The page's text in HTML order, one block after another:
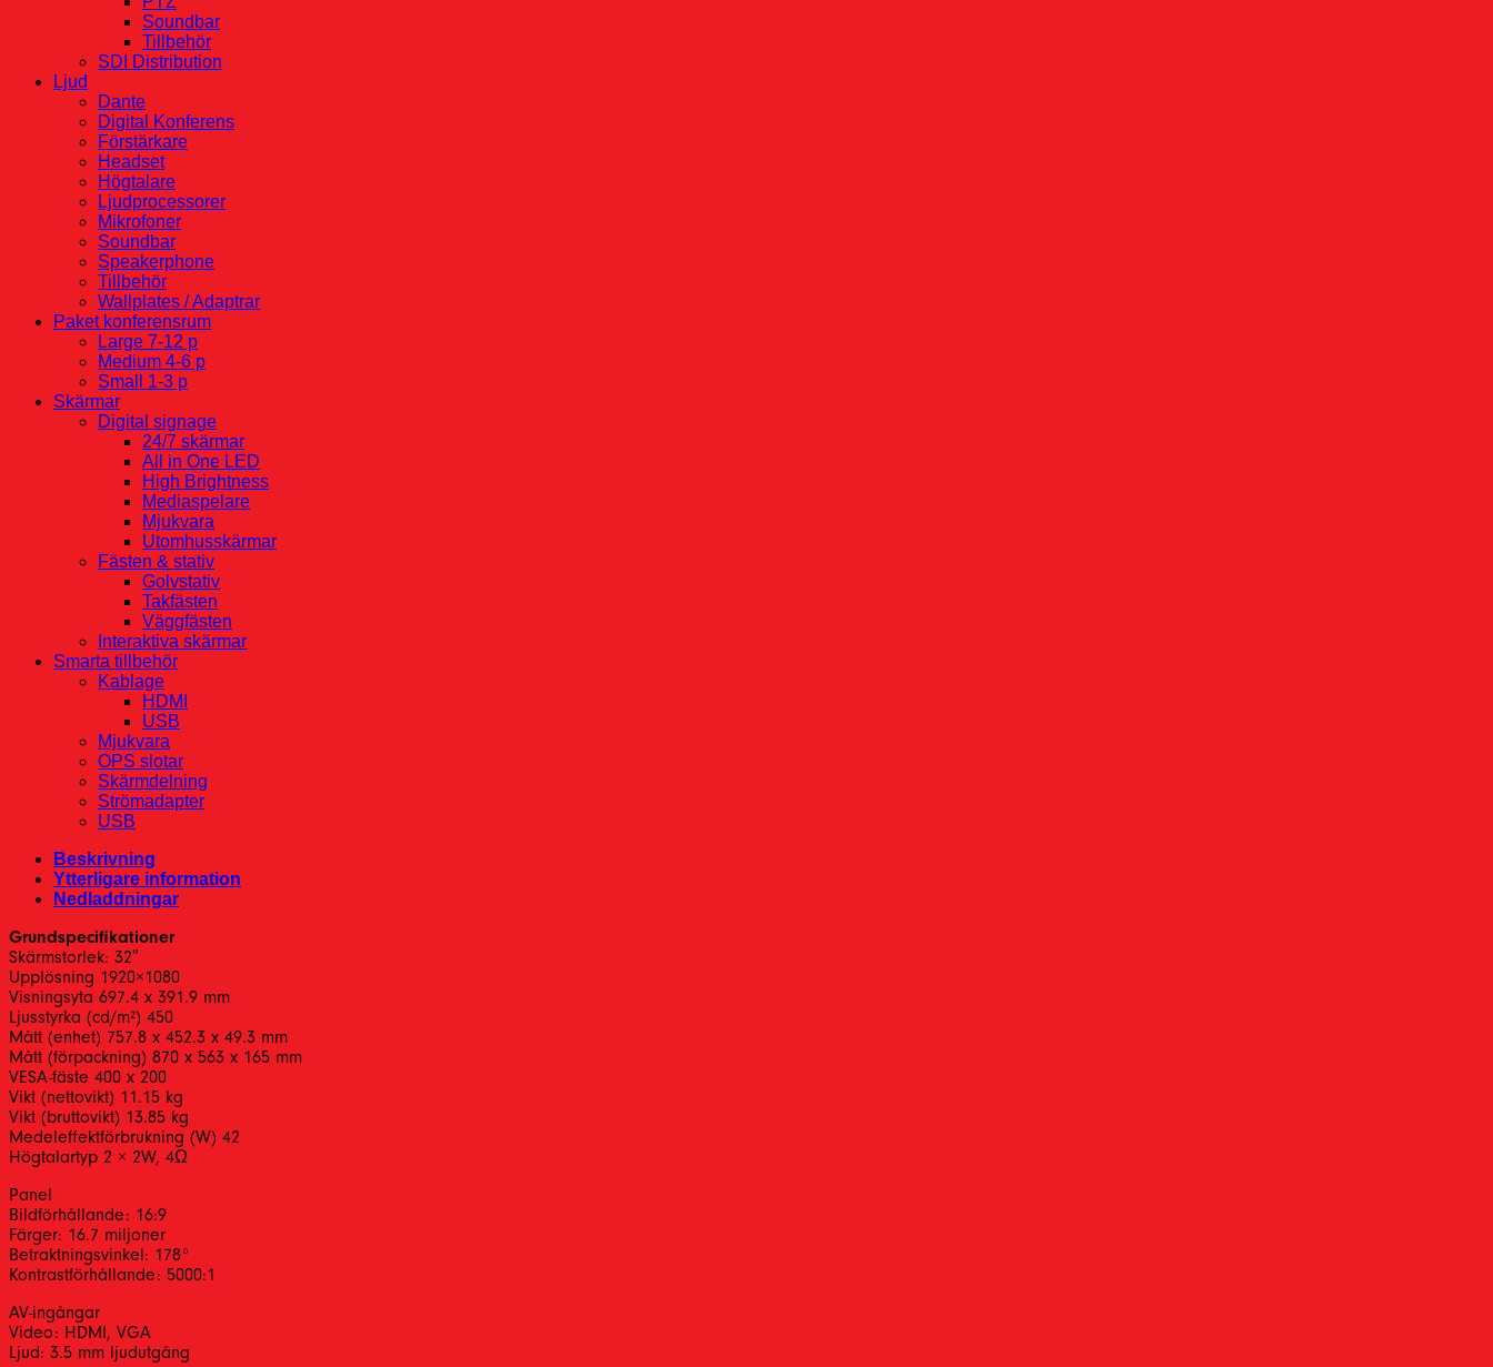
Soundbar
Tillbehör
SDI Distribution
Ljud
Dante
Digital Konferens
Förstärkare
Headset
Högtalare
Ljudprocessorer
Mikrofoner
Soundbar
Speakerphone
Tillbehör
Wallplates / Adaptrar
Paket konferensrum
Large 7-12 p
Medium 4-6 p
Small 1-3 p
Skärmar
Digital signage
24/7 skärmar
All in One LED
High Brightness
Mediaspelare
Mjukvara
Utomhusskärmar
Fästen & stativ
Golvstativ
Takfästen
Väggfästen
Interaktiva skärmar
Smarta tillbehör
Kablage
HDMI
USB
Mjukvara
OPS slotar
Skärmdelning
Strömadapter
USB
Beskrivning
Ytterligare information
Nedladdningar
Grundspecifikationer
Skärmstorlek: 32″
Upplösning 1920×1080
Visningsyta 697.4 x 391.9 mm
Ljusstyrka (cd/m²) 450
Mått (enhet) 757.8 x 452.3 x 49.3 mm
Mått (förpackning) 870 x 563 x 165 mm
VESA-fäste 400 x 200
Vikt (nettovikt) 11.15 kg
Vikt (bruttovikt) 13.85 kg
Medeleffektförbrukning (W) 42
Högtalartyp 2 × 2W, 4Ω
Panel
Bildförhållande: 16:9
Färger: 16.7 miljoner
Betraktningsvinkel: 178°
Kontrastförhållande: 5000:1
AV-ingångar
Video: HDMI, VGA
Ljud: 3.5 mm ljudutgång